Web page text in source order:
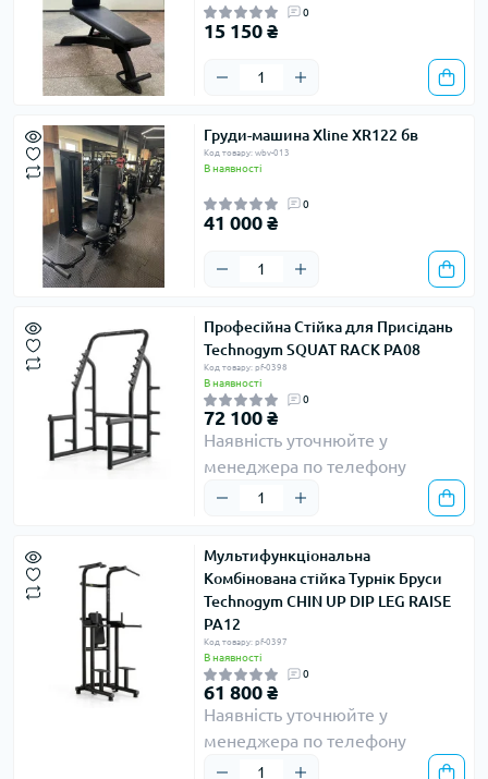
0
15 150 ₴
Груди-машина Xline XR122 бв
Код товару: wbv-013
В наявності
0
41 000 ₴
Професійна Стійка для Присідань
Technogym SQUAT RACK PA08
Код товару: pf-0398
В наявності
0
72 100 ₴
Наявність уточнюйте у
менеджера по телефону
Мультифункціональна
Комбінована стійка Турнік Бруси
Technogym CHIN UP DIP LEG RAISE
PA12
Код товару: pf-0397
В наявності
0
61 800 ₴
Наявність уточнюйте у
менеджера по телефону